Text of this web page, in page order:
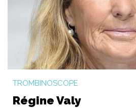
TROMBINOSCOPE
Régine Valy